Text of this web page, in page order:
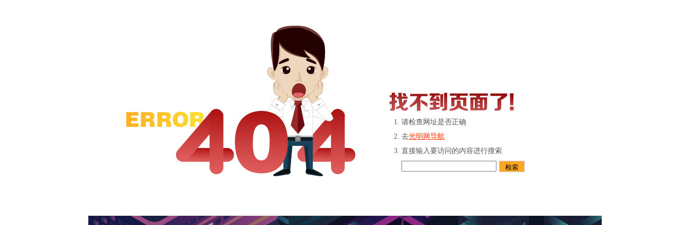
请检查网址是否正确
去光明网导航
直接输入要访问的内容进行搜索